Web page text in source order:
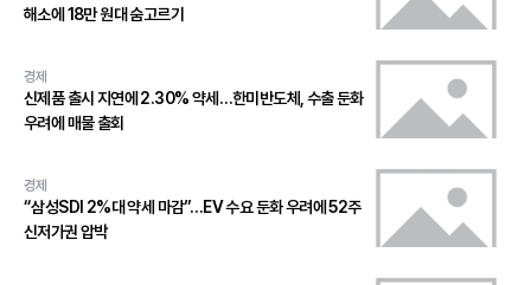
해소에 18만 원대 숨고르기
경제
신제품 출시 지연에 2.30% 약세…한미반도체, 수출 둔화
우려에 매물 출회
경제
“삼성SDI 2%대 약세 마감”…EV 수요 둔화 우려에 52주
신저가권 압박